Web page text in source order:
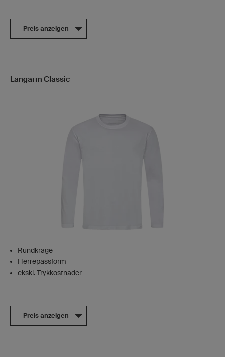
Preis anzeigen
Langarm Classic
Rundkrage
Herrepassform
ekskl. Trykkostnader
Preis anzeigen